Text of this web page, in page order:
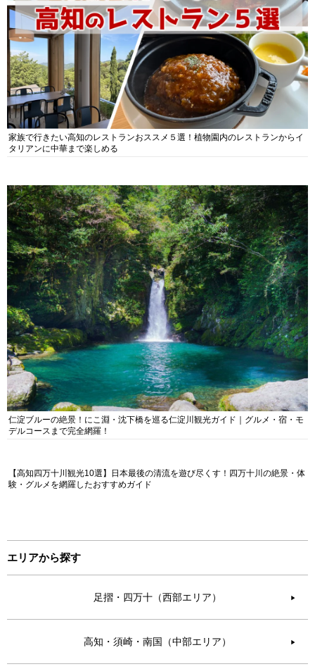
家族で行きたい高知のレストランおススメ５選！植物園内のレストランからイ
タリアンに中華まで楽しめる
仁淀ブルーの絶景！にこ淵・沈下橋を巡る仁淀川観光ガイド｜グルメ・宿・モ
デルコースまで完全網羅！
【高知四万十川観光10選】日本最後の清流を遊び尽くす！四万十川の絶景・体
験・グルメを網羅したおすすめガイド
エリアから探す
足摺・四万十（西部エリア） ▶︎
高知・須崎・南国（中部エリア） ▶︎